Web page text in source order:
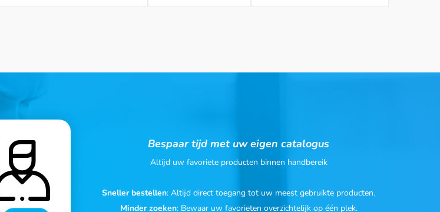
Bespaar tijd met uw eigen catalogus
Altijd uw favoriete producten binnen handbereik
Sneller bestellen: Altijd direct toegang tot uw meest gebruikte producten.
Minder zoeken: Bewaar uw favorieten overzichtelijk op één plek.